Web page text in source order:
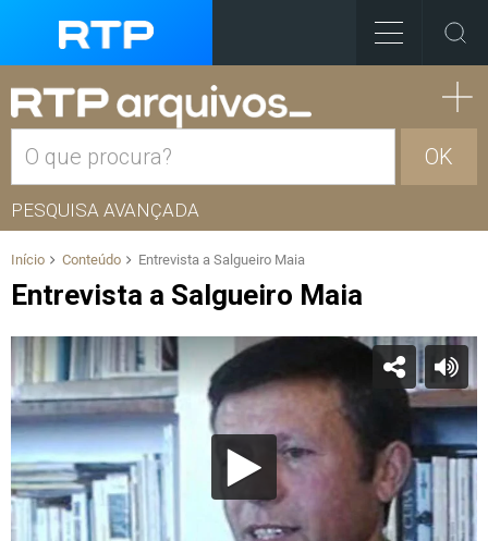
OK
PESQUISA AVANÇADA
Início Conteúdo Entrevista a Salgueiro Maia
Entrevista a Salgueiro Maia